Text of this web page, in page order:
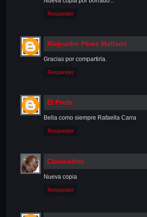
Responder
Alejnadro Pérez Mellado
Gracias por compartirla.
Responder
El Profe
Bella como siempre Rafaella Carra
Responder
Clasicofilm
Nueva copia
Responder